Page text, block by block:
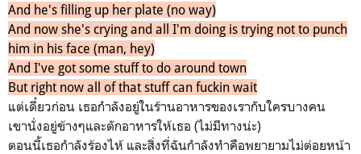
And he's filling up her plate (no way)
And now she's crying and all I'm doing is trying not to punch
him in his face (man, hey)
And I've got some stuff to do around town
But right now all of that stuff can fuckin wait
แต่เดี๋ยวก่อน เธอกำลังอยู่ในร้านอาหารของเรากับใครบางคน
เขานั่งอยู่ข้างๆและตักอาหารให้เธอ (ไม่มีทางน่ะ)
ตอนนี้เธอกำลังร้องไห้ และสิ่งที่ฉันกำลังทำคือพยายามไม่ต่อยหน้า